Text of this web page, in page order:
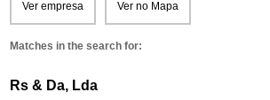
Ver empresa Ver no Mapa
Matches in the search for:
Rs & Da, Lda